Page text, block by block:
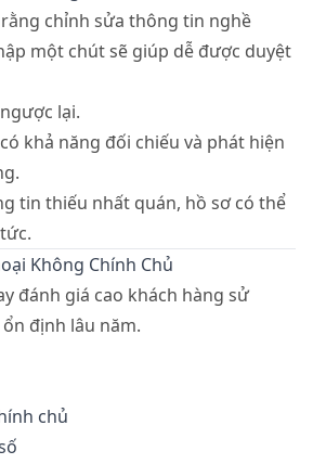
chỉnh sửa thông tin nghề
một chút sẽ giúp dễ được duyệt
lại.
khả năng đối chiếu và phát hiện
tin thiếu nhất quán, hồ sơ có thể
Không Chính Chủ
đánh giá cao khách hàng sử
định lâu năm.
chủ